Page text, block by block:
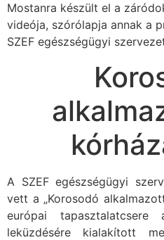
Mostanra készült el a
videója, szórólapja annak a
SZEF egészségügyi
A SZEF egészségügyi
vett a „Korosodó
európai tapasztalatcsere
leküzdésére kialakított